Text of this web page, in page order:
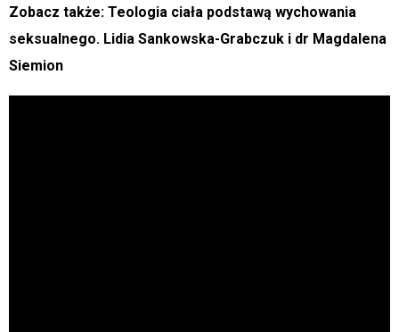
Zobacz także: Teologia ciała podstawą wychowania
seksualnego. Lidia Sankowska-Grabczuk i dr Magdalena
Siemion